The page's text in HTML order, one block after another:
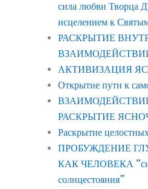
сила любви Творца
исцелением к
РАСКРЫТИЕ
АКТИВИЗАЦИЯ
Открытие пути к
РАСКРЫТИЕ
Раскрытие
ПРОБУЖДЕНИЕ
КАК ЧЕЛОВЕКА
солнцестояния”